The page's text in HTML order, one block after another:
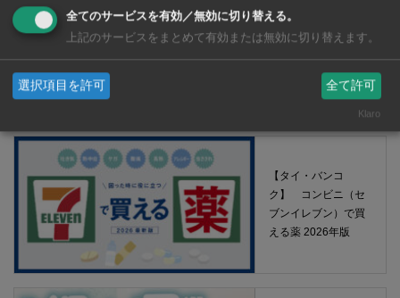
【タイ・バンコク】 マルシェトンロー内の「TOPS」で買える薬
2026年版
【タイ・バンコ
ク】 コンビニ（セ
ブンイレブン）で買
える薬 2026年版
全てのサービスを有効／無効に切り替える。
上記のサービスをまとめて有効または無効に切り替えます。
選択項目を許可 全て許可
Klaro